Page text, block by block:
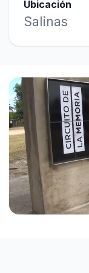
Ubicación
Salinas